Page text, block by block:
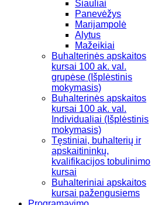
Šiauliai
Panevėžys
Marijampolė
Alytus
Mažeikiai
Buhalterinės apskaitos
kursai 100 ak. val.
grupėse (Išplėstinis
mokymasis)
Buhalterinės apskaitos
kursai 100 ak. val.
Individualiai (Išplėstinis
mokymasis)
Tęstiniai, buhalterių ir
apskaitininkų,
kvalifikacijos tobulinimo
kursai
Buhalteriniai apskaitos
kursai pažengusiems